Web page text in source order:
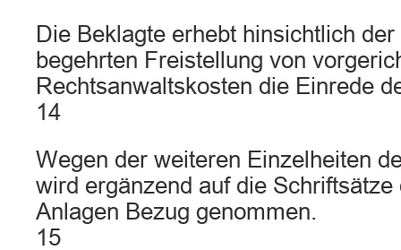
Die Beklagte erhebt hinsichtlich
begehrten Freistellung von
Rechtsanwaltskosten die Einrede
14
Wegen der weiteren Einzelheiten
wird ergänzend auf die
Anlagen Bezug genommen.
15